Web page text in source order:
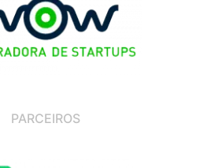
PARCEIROS